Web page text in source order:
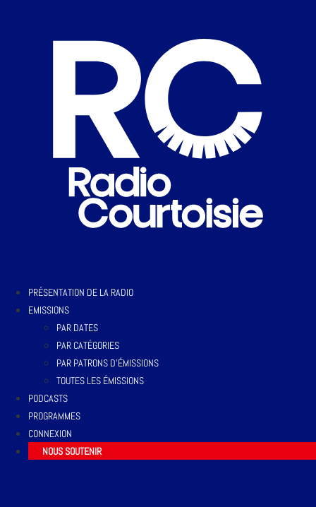
PRÉSENTATION DE LA RADIO
EMISSIONS
PAR DATES
PAR CATÉGORIES
PAR PATRONS D’ÉMISSIONS
TOUTES LES ÉMISSIONS
PODCASTS
PROGRAMMES
CONNEXION
NOUS SOUTENIR